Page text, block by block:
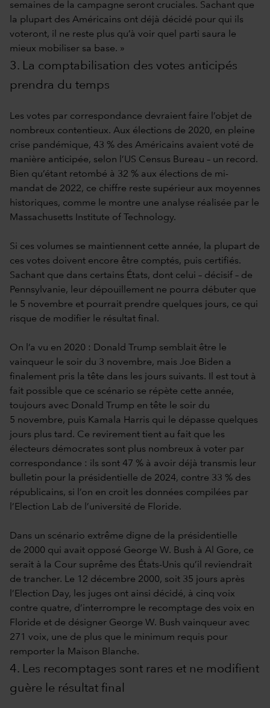
semaines de la campagne seront cruciales. Sachant que
la plupart des Américains ont déjà décidé pour qui ils
voteront, il ne reste plus qu’à voir quel parti saura le
mieux mobiliser sa base. »
3. La comptabilisation des votes anticipés
prendra du temps
Les votes par correspondance devraient faire l’objet de
nombreux contentieux. Aux élections de 2020, en pleine
crise pandémique, 43 % des Américains avaient voté de
manière anticipée, selon l’US Census Bureau – un record.
Bien qu’étant retombé à 32 % aux élections de mi-
mandat de 2022, ce chiffre reste supérieur aux moyennes
historiques, comme le montre une analyse réalisée par le
Massachusetts Institute of Technology.
Si ces volumes se maintiennent cette année, la plupart de
ces votes doivent encore être comptés, puis certifiés.
Sachant que dans certains États, dont celui – décisif – de
Pennsylvanie, leur dépouillement ne pourra débuter que
le 5 novembre et pourrait prendre quelques jours, ce qui
risque de modifier le résultat final.
On l’a vu en 2020 : Donald Trump semblait être le
vainqueur le soir du 3 novembre, mais Joe Biden a
finalement pris la tête dans les jours suivants. Il est tout à
fait possible que ce scénario se répète cette année,
toujours avec Donald Trump en tête le soir du
5 novembre, puis Kamala Harris qui le dépasse quelques
jours plus tard. Ce revirement tient au fait que les
électeurs démocrates sont plus nombreux à voter par
correspondance : ils sont 47 % à avoir déjà transmis leur
bulletin pour la présidentielle de 2024, contre 33 % des
républicains, si l’on en croit les données compilées par
l’Election Lab de l’université de Floride.
Dans un scénario extrême digne de la présidentielle
de 2000 qui avait opposé George W. Bush à Al Gore, ce
serait à la Cour suprême des États-Unis qu’il reviendrait
de trancher. Le 12 décembre 2000, soit 35 jours après
l’Election Day, les juges ont ainsi décidé, à cinq voix
contre quatre, d’interrompre le recomptage des voix en
Floride et de désigner George W. Bush vainqueur avec
271 voix, une de plus que le minimum requis pour
remporter la Maison Blanche.
4. Les recomptages sont rares et ne modifient
guère le résultat final